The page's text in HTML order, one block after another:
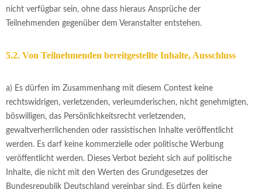
nicht verfügbar sein, ohne dass hieraus Ansprüche der
Teilnehmenden gegenüber dem Veranstalter entstehen.
5.2. Von Teilnehmenden bereitgestellte Inhalte, Ausschluss
a) Es dürfen im Zusammenhang mit diesem Contest keine
rechtswidrigen, verletzenden, verleumderischen, nicht genehmigten,
böswilligen, das Persönlichkeitsrecht verletzenden,
gewaltverherrlichenden oder rassistischen Inhalte veröffentlicht
werden. Es darf keine kommerzielle oder politische Werbung
veröffentlicht werden. Dieses Verbot bezieht sich auf politische
Inhalte, die nicht mit den Werten des Grundgesetzes der
Bundesrepublik Deutschland vereinbar sind. Es dürfen keine